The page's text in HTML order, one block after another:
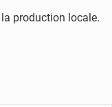
production locale.